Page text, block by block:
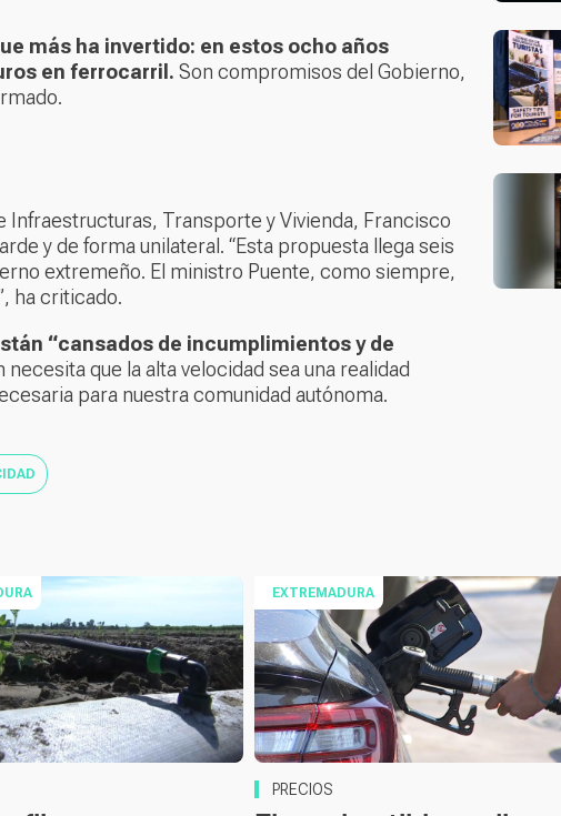
más ha invertido: en estos ocho años
en ferrocarril. Son compromisos del Gobierno,
Infraestructuras, Transporte y Vivienda, Francisco
y de forma unilateral. “Esta propuesta llega seis
extremeño. El ministro Puente, como siempre,
ha criticado.
“cansados de incumplimientos y de
que la alta velocidad sea una realidad
para nuestra comunidad autónoma.
EXTREMADURA
PRECIOS